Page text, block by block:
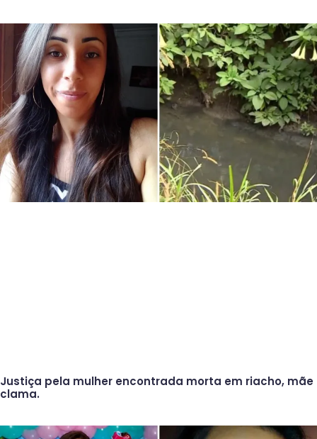
Justiça pela mulher encontrada morta em riacho, mãe
clama.